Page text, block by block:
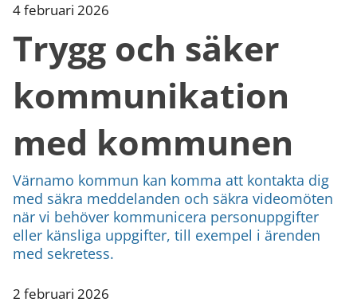
4 februari 2026
Trygg och säker
kommunikation
med kommunen
Värnamo kommun kan komma att kontakta dig
med säkra meddelanden och säkra videomöten
när vi behöver kommunicera personuppgifter
eller känsliga uppgifter, till exempel i ärenden
med sekretess.
2 februari 2026